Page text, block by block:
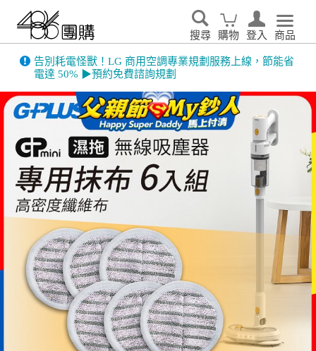
搜尋 購物 登入 商品
告別耗電怪獸！LG 商用空調專業規劃服務上線，節能省
電達 50% ▶預約免費諮詢規劃